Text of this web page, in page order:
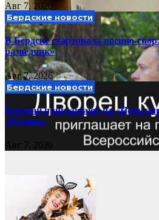
Авг 7, 2026
Бердские новости
В Бердске стартовала военно-
разведчик»
Авг 7, 2026
Бердские новости
Бердчан приглашают на «Ночь
«Родина»
Авг 7, 2026